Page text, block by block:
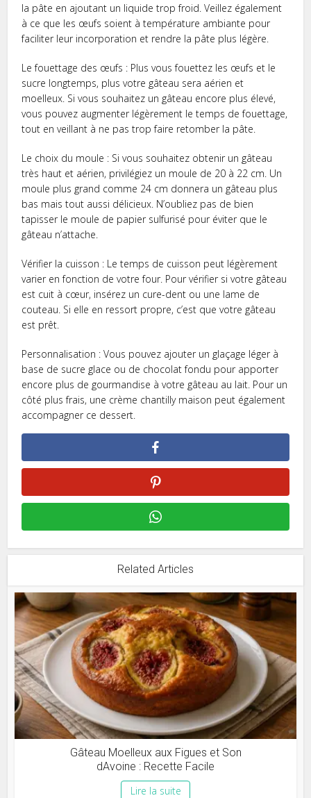
la pâte en ajoutant un liquide trop froid. Veillez également
à ce que les œufs soient à température ambiante pour
faciliter leur incorporation et rendre la pâte plus légère.
Le fouettage des œufs : Plus vous fouettez les œufs et le
sucre longtemps, plus votre gâteau sera aérien et
moelleux. Si vous souhaitez un gâteau encore plus élevé,
vous pouvez augmenter légèrement le temps de fouettage,
tout en veillant à ne pas trop faire retomber la pâte.
Le choix du moule : Si vous souhaitez obtenir un gâteau
très haut et aérien, privilégiez un moule de 20 à 22 cm. Un
moule plus grand comme 24 cm donnera un gâteau plus
bas mais tout aussi délicieux. N’oubliez pas de bien
tapisser le moule de papier sulfurisé pour éviter que le
gâteau n’attache.
Vérifier la cuisson : Le temps de cuisson peut légèrement
varier en fonction de votre four. Pour vérifier si votre gâteau
est cuit à cœur, insérez un cure-dent ou une lame de
couteau. Si elle en ressort propre, c’est que votre gâteau
est prêt.
Personnalisation : Vous pouvez ajouter un glaçage léger à
base de sucre glace ou de chocolat fondu pour apporter
encore plus de gourmandise à votre gâteau au lait. Pour un
côté plus frais, une crème chantilly maison peut également
accompagner ce dessert.
Related Articles
Gâteau Moelleux aux Figues et Son
dAvoine : Recette Facile
Lire la suite